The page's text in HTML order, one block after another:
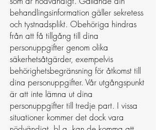
behandlingsinformation gäller sekretess
och tystnadsplikt. Obehöriga hindras
från att få tillgång till dina
personuppgifter genom olika
säkerhetsåtgärder, exempelvis
behörighetsbegränsning för åtkomst till
dina personuppgifter. Vår utgångspunkt
är att inte lämna ut dina
personuppgifter till tredje part. I vissa
situationer kommer det dock vara